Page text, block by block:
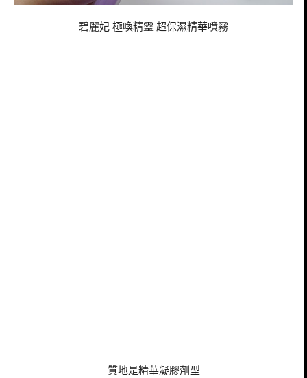
碧麗妃 極喚精靈 超保濕精華噴霧
質地是精華凝膠劑型